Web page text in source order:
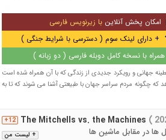
امکان پخش آنلاین با زیرنویس فارسی
+ دارای لینک سوم ( دسترسی با شرایط جنگی )
همراه با نسخه کامل دوبله فارسی ( دو زبانه )
جهانی و رویکرد جدیدی از زندگی که با آن همراه شده است
چگونه مردم سراسر جهان با طبیعتی آشنا می شوند که تا به
+ لیست من
12+ The Mitchells vs. the Machines (
ها در مقابل ماشین ها